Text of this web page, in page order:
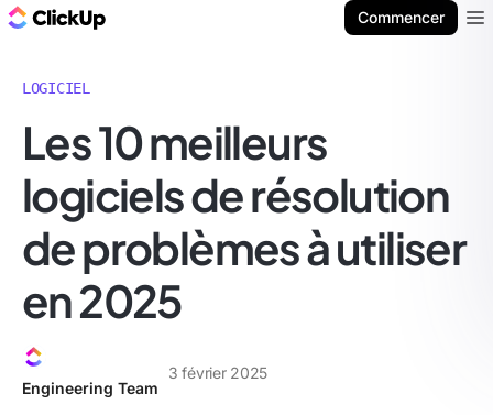
Commencer
LOGICIEL
Les 10 meilleurs
logiciels de résolution
de problèmes à utiliser
en 2025
Engineering Team
3 février 2025